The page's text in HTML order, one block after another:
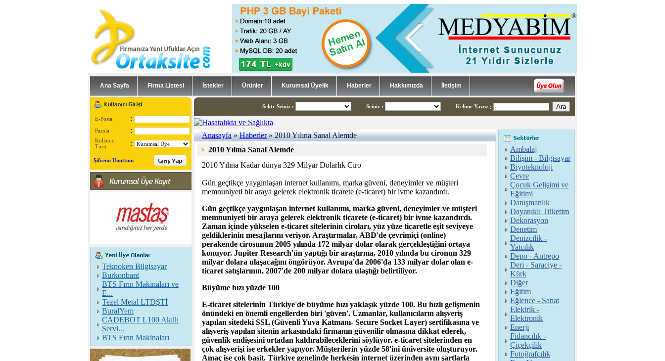
Ana Sayfa Firma Listesi İstekler Ürünler Kurumsal Üyelik Haberler Hakkımızda İletişim
E-Posta :
Parola :
Kullanıcı
Türü
:
Şifremi Unuttum
Teknoken Bilgisayar
Burkonbant
BTS Fırın Makinaları ve
E...
Tezel Metal LTDŞTİ
BuralYem
CADEBOT L100 Akıllı
Servi...
BTS Fırın Makinaları
Sektr Seiniz : Seiniz : Kelime Yaznz :
Anasayfa»Haberler» 2010 Yılına Sanal Alemde
2010 Yılına Sanal Alemde
2010 Yılına Kadar dünya 329 Milyar Dolarlık Ciro
Gün geçtikçe yaygınlaşan internet kullanımı, marka güveni, deneyimler ve müşteri
memnuniyeti bir araya gelerek elektronik ticarete (e-ticaret) bir ivme kazandırdı.
Gün geçtikçe yaygınlaşan internet kullanımı, marka güveni, deneyimler ve müşteri
memnuniyeti bir araya gelerek elektronik ticarete (e-ticaret) bir ivme kazandırdı.
Zaman içinde yükselen e-ticaret sitelerinin ciroları, yüz yüze ticaretle eşit seviyeye
geldiklerinin mesajlarını veriyor. Araştırmalar, ABD'de çevrimiçi (online)
perakende cirosunun 2005 yılında 172 milyar dolar olarak gerçekleştiğini ortaya
konuyor. Jupiter Research'ün yaptığı bir araştırma, 2010 yılında bu cironun 329
milyar dolara ulaşacağını öngörüyor. Avrupa'da 2006'da 133 milyar dolar olan e-
ticaret satışlarının, 2007'de 200 milyar dolara ulaştığı belirtiliyor.
Büyüme hızı yüzde 100
E-ticaret sitelerinin Türkiye'de büyüme hızı yaklaşık yüzde 100. Bu hızlı gelişmenin
önündeki en önemli engellerden biri 'güven'. Uzmanlar, kullanıcıların alışveriş
yapılan sitedeki SSL (Güvenli Yuva Katmanı- Secure Socket Layer) sertifikasına ve
alışveriş yapılan sitenin arkasındaki firmanın güvenilir olmasına dikkat ederek,
güvenlik endişesini ortadan kaldırabileceklerini söylüyor. e-ticaret sitelerinden en
çok alışverişi ise erkekler yapıyor. Müşterilerin yüzde 58'ini üniversite oluşturuyor.
Amaç ise çok basit. Türkiye genelinde herkesin internet üzerinden aynı şartlarla
Ambalaj
Bilişim - Bilgisayar
Biyoteknoloji
Çevre
Çocuk Gelişimi ve
Eğitimi
Danışmanlık
Dayanıklı Tüketim
Dekorasyon
Denetim
Denizcilik -
Yatcılık
Depo - Antrepo
Deri - Saraciye -
Kürk
Diğer
Eğitim
Eğlence - Sanat
Elektrik -
Elektronik
Enerji
Fidancılık -
Çiçekçilik
Fotoğrafçılık